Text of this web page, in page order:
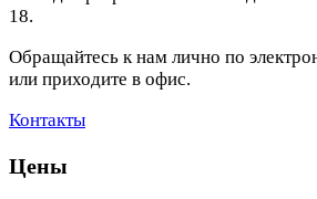
18.
Обращайтесь к нам лично по
или приходите в офис.
Контакты
Цены